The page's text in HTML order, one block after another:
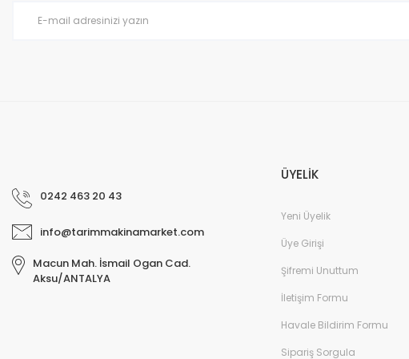
0242 463 20 43
info@tarimmakinamarket.com
Macun Mah. İsmail Ogan Cad.
Aksu/ANTALYA
ÜYELİK
Yeni Üyelik
Üye Girişi
Şifremi Unuttum
İletişim Formu
Havale Bildirim Formu
Sipariş Sorgula